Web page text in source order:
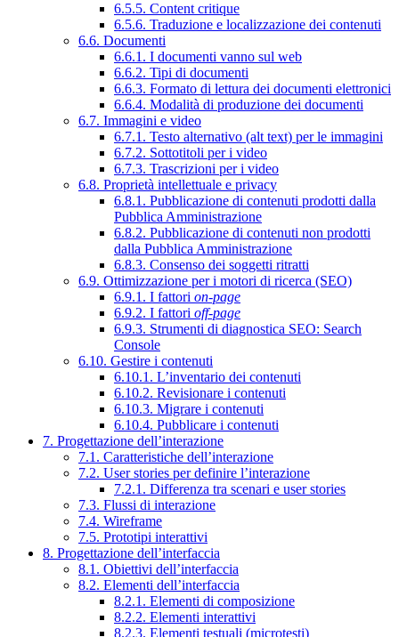
6.5.5. Content critique
6.5.6. Traduzione e localizzazione dei contenuti
6.6. Documenti
6.6.1. I documenti vanno sul web
6.6.2. Tipi di documenti
6.6.3. Formato di lettura dei documenti elettronici
6.6.4. Modalità di produzione dei documenti
6.7. Immagini e video
6.7.1. Testo alternativo (alt text) per le immagini
6.7.2. Sottotitoli per i video
6.7.3. Trascrizioni per i video
6.8. Proprietà intellettuale e privacy
6.8.1. Pubblicazione di contenuti prodotti dalla
Pubblica Amministrazione
6.8.2. Pubblicazione di contenuti non prodotti
dalla Pubblica Amministrazione
6.8.3. Consenso dei soggetti ritratti
6.9. Ottimizzazione per i motori di ricerca (SEO)
6.9.1. I fattori on-page
6.9.2. I fattori off-page
6.9.3. Strumenti di diagnostica SEO: Search
Console
6.10. Gestire i contenuti
6.10.1. L’inventario dei contenuti
6.10.2. Revisionare i contenuti
6.10.3. Migrare i contenuti
6.10.4. Pubblicare i contenuti
7. Progettazione dell’interazione
7.1. Caratteristiche dell’interazione
7.2. User stories per definire l’interazione
7.2.1. Differenza tra scenari e user stories
7.3. Flussi di interazione
7.4. Wireframe
7.5. Prototipi interattivi
8. Progettazione dell’interfaccia
8.1. Obiettivi dell’interfaccia
8.2. Elementi dell’interfaccia
8.2.1. Elementi di composizione
8.2.2. Elementi interattivi
8.2.3. Elementi testuali (microtesti)